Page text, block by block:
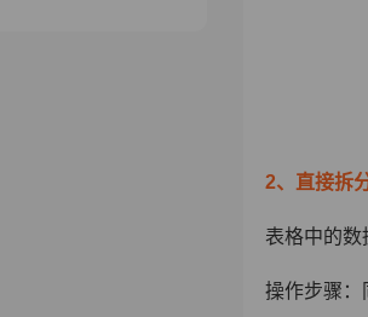
2、直接拆
表格中的数
操作步骤：